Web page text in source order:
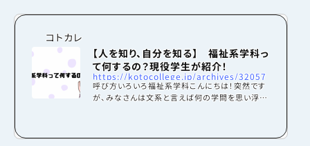
コトカレ
【人を知り、自分を知る】 福祉系学科っ
て何するの？現役学生が紹介！
https://kotocollege.jp/archives/32057
呼び方いろいろ福祉系学科こんにちは！突然です
が、みなさんは文系と言えば何の学問を思い浮か